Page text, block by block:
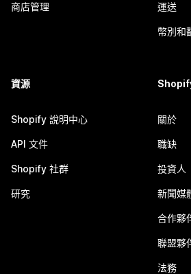
商店管理 運送
幣別和
資源
Shopify 說明中心
API 文件
Shopify 社群
研究
關於
職缺
投資人
新聞媒
合作夥
聯盟夥
法務